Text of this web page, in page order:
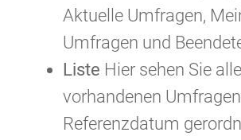
Aktuelle Umfragen,
Umfragen und
Liste Hier sehen Sie alle
vorhandenen
Referenzdatum